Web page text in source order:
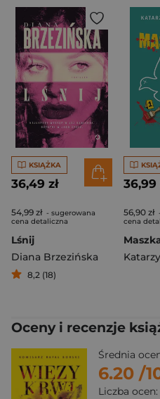
KSIĄŻKA
36,49 zł
54,99 zł - sugerowana
cena detaliczna
Lśnij
Diana Brzezińska
8,2 (18)
36,99
56,90 zł
cena
Oceny i recenzje
Średnia
6.20 /
Liczba ocen: